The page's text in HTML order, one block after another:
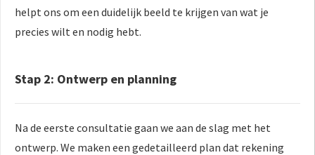
helpt ons om een duidelijk beeld te krijgen van wat je
precies wilt en nodig hebt.
Stap 2: Ontwerp en planning
Na de eerste consultatie gaan we aan de slag met het
ontwerp. We maken een gedetailleerd plan dat rekening